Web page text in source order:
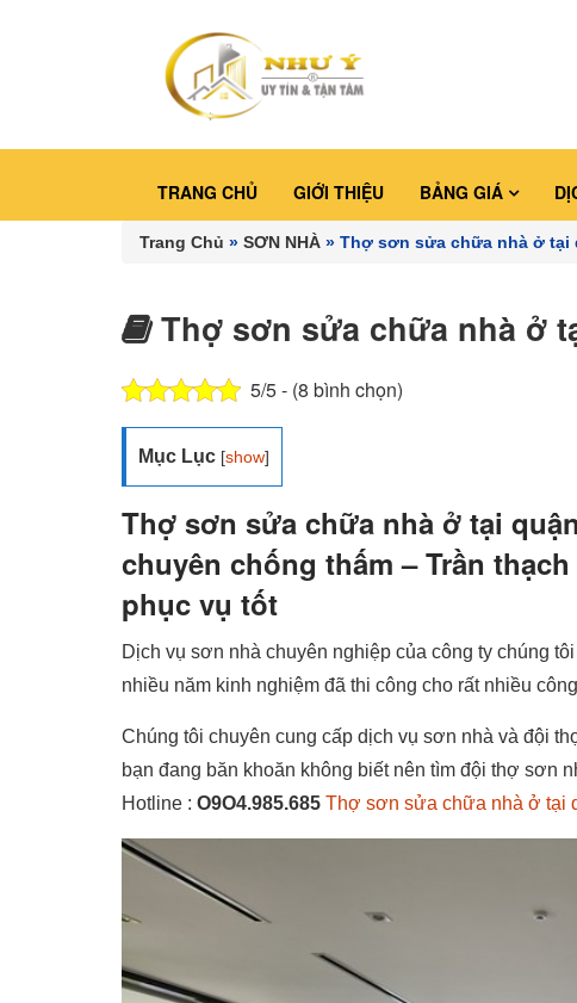
TRANG CHỦ GIỚI THIỆU BẢNG GIÁ
Trang Chủ » SƠN NHÀ » Thợ sơn sửa chữa nhà ở tại
Thợ sơn sửa chữa nhà ở
5/5 - (8 bình chọn)
Mục Lục [show]
Thợ sơn sửa chữa nhà ở tại
chuyên chống thấm – Trần
phục vụ tốt
Dịch vụ sơn nhà chuyên nghiệp của công ty chúng
nhiều năm kinh nghiệm đã thi công cho rất nhiều
Chúng tôi chuyên cung cấp dịch vụ sơn nhà và đội
bạn đang băn khoăn không biết nên tìm đội thợ sơn
Hotline : O9O4.985.685 Thợ sơn sửa chữa nhà ở tại